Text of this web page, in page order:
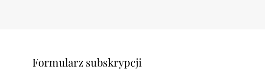
Formularz subskrypcji